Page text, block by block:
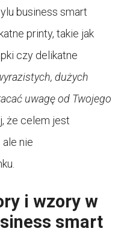
business smart
printy, takie jak
czy delikatne
dużych
uwagę od Twojego
że celem jest
nie
i wzory w
smart